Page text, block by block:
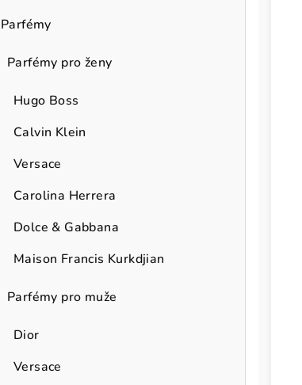
Parfémy
Parfémy pro ženy
Hugo Boss
Calvin Klein
Versace
Carolina Herrera
Dolce & Gabbana
Maison Francis Kurkdjian
Parfémy pro muže
Dior
Versace